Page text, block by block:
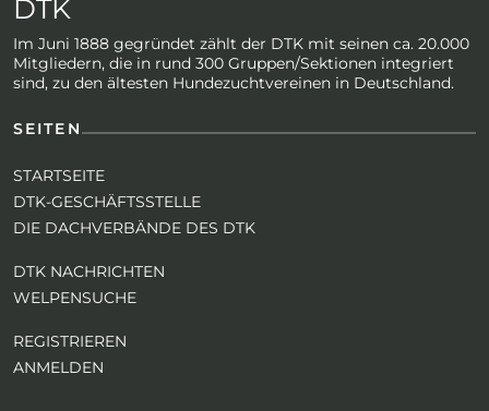
DTK
Im Juni 1888 gegründet zählt der DTK mit seinen ca. 20.000
Mitgliedern, die in rund 300 Gruppen/Sektionen integriert
sind, zu den ältesten Hundezuchtvereinen in Deutschland.
SEITEN
STARTSEITE
DTK-GESCHÄFTSSTELLE
DIE DACHVERBÄNDE DES DTK
DTK NACHRICHTEN
WELPENSUCHE
REGISTRIEREN
ANMELDEN